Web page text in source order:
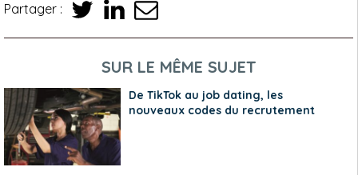
Partager :
SUR LE MÊME SUJET
De TikTok au job dating, les
nouveaux codes du recrutement